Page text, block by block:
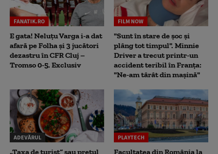
FANATIK.RO
E gata! Neluțu Varga i-a dat
afară pe Folha și 3 jucători
dezastru în CFR Cluj –
Tromso 0-5. Exclusiv
FILM NOW
"Sunt în stare de șoc și
plâng tot timpul". Minnie
Driver a trecut printr-un
accident teribil în Franța:
"Ne-am târât din mașină"
ADEVĂRUL
„Taxa de turist” sau prețul
PLAYTECH
Facultatea din România la